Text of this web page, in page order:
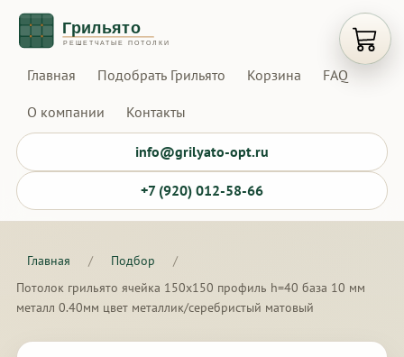
Главная Подобрать Грильято Корзина FAQ
О компании Контакты
info@grilyato-opt.ru
+7 (920) 012-58-66
Главная / Подбор
/
Потолок грильято ячейка 150х150 профиль h=40 база 10 мм
металл 0.40мм цвет металлик/серебристый матовый